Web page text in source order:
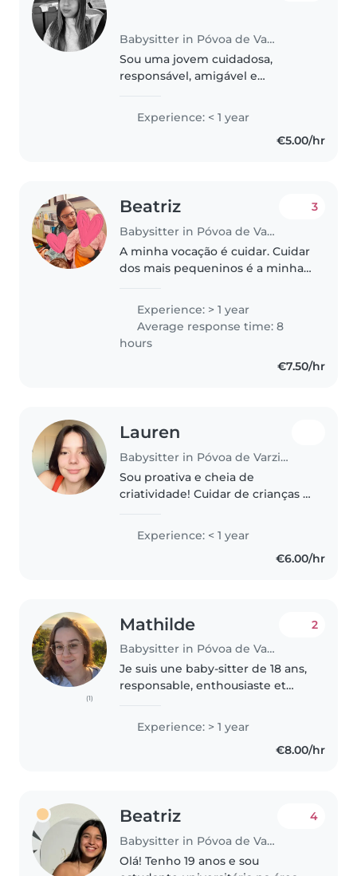
Babysitter in Póvoa de Varzim
Sou uma jovem cuidadosa,
responsável, amigável e
licenciatura em Gestão e adoro
desenhar, ler e fazer trabalhos
manuais. Estou confortável com
Experience: < 1 year
€5.00/hr
Beatriz
Babysitter in Póvoa de Varzim
3
A minha vocação é cuidar. Cuidar
dos mais pequeninos é a minha
de trabalho numa creche, onde
aprendi a aprimorar o meu
instinto maternal. Tive
oportunidade..
Experience: > 1 year
Average response time: 8
hours
€7.50/hr
Lauren
Babysitter in Póvoa de Varzim
Sou proativa e cheia de
criatividade! Cuidar de crianças é
brincadeiras, artes e histórias.
Com habilidades em música,
Experience: < 1 year
€6.00/hr
(1)
Mathilde
Babysitter in Póvoa de Varzim
2
Je suis une baby-sitter de 18 ans,
responsable, enthousiaste et
pas encore d'expérience
professionnelle, j'ai développé
des compétences utiles en
Experience: > 1 year
€8.00/hr
Beatriz
Babysitter in Póvoa de Varzim
4
Olá! Tenho 19 anos e sou